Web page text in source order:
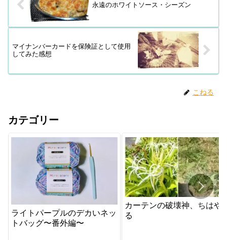
永遠のホワイトソース・シーズン
マイナンバーカードを保険証として使用
してみた感想
こねる
カテゴリー
ライトパープルのデカいネッ
トバッグ〜番外編〜
カーテンの破壊神、ちはや
る